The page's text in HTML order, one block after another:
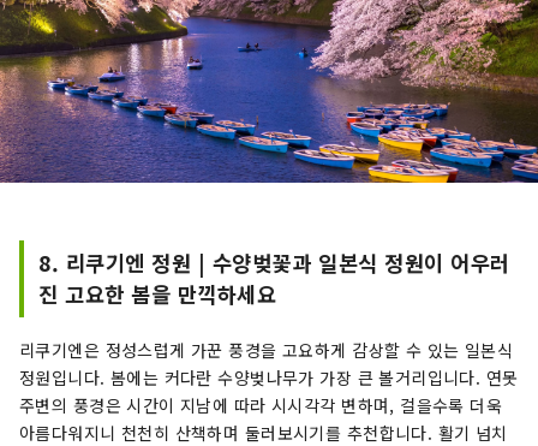
8. 리쿠기엔 정원 | 수양벚꽃과 일본식 정원이 어우러
진 고요한 봄을 만끽하세요
리쿠기엔은 정성스럽게 가꾼 풍경을 고요하게 감상할 수 있는 일본식
정원입니다. 봄에는 커다란 수양벚나무가 가장 큰 볼거리입니다. 연못
주변의 풍경은 시간이 지남에 따라 시시각각 변하며, 걸을수록 더욱
아름다워지니 천천히 산책하며 둘러보시기를 추천합니다. 활기 넘치